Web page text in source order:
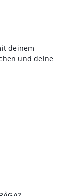
deinem
und deine